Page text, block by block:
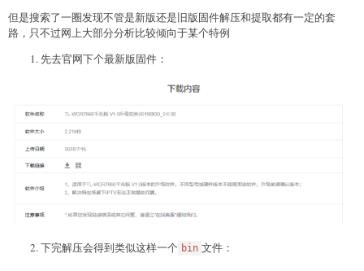
但是搜索了一圈发现不管是新版还是旧版固件解压和提取都有一定的套
路，只不过网上大部分分析比较倾向于某个特例
先去官网下个最新版固件：
下完解压会得到类似这样一个 bin 文件：